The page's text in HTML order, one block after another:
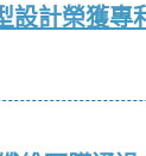
設計榮獲專